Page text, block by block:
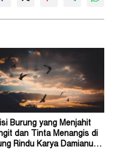
Burung yang Menjahit
dan Tinta Menangis di
Rindu Karya Damianus